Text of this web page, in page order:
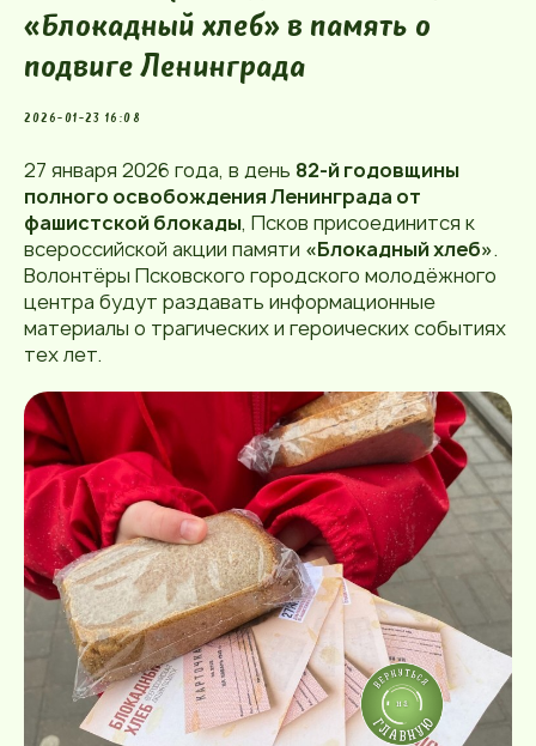
«Блокадный хлеб» в память о
подвиге Ленинграда
2026-01-23 16:08
27 января 2026 года, в день 82-й годовщины
полного освобождения Ленинграда от
фашистской блокады, Псков присоединится к
всероссийской акции памяти «Блокадный хлеб».
Волонтёры Псковского городского молодёжного
центра будут раздавать информационные
материалы о трагических и героических событиях
тех лет.